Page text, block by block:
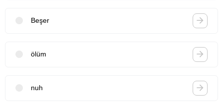
Beşer
ölüm
nuh